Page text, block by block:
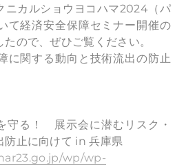
ニカルショウヨコハマ2024（パ
て経済安全保障セミナー開催の
ので、ぜひご覧ください。
に関する動向と技術流出の防止
守る！ 展示会に潜むリスク・
防止に向けて in 兵庫県
wp/wp-